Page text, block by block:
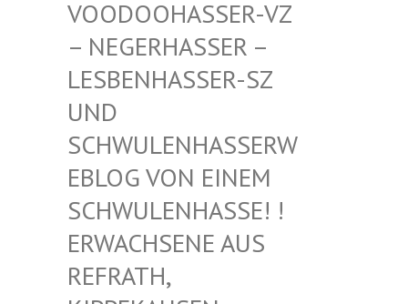
DOOHASSER-VZ – N
EGERHASSER – LES
BENHASSER-SZ UND
SCH
WULENHASSERWEBL
OG VON EINEM SCH
WULENHASSE! ! ERW
ACHSENE AUS REF
RATH, KIP